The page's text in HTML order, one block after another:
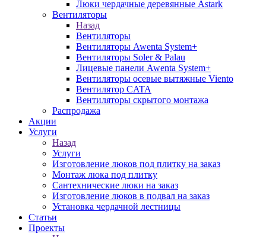
Люки чердачные деревянные Astark
Вентиляторы
Назад
Вентиляторы
Вентиляторы Awenta System+
Вентиляторы Soler & Palau
Лицевые панели Awenta System+
Вентиляторы осевые вытяжные Viento
Вентилятор CATA
Вентиляторы скрытого монтажа
Распродажа
Акции
Услуги
Назад
Услуги
Изготовление люков под плитку на заказ
Монтаж люка под плитку
Сантехнические люки на заказ
Изготовление люков в подвал на заказ
Установка чердачной лестницы
Статьи
Проекты